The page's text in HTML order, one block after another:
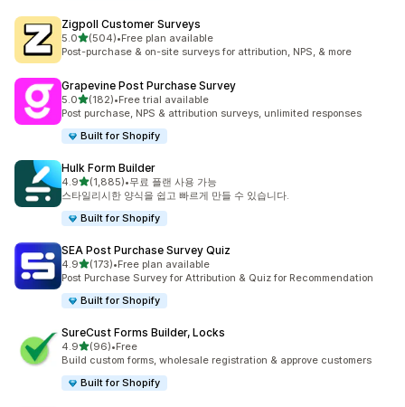
Zigpoll Customer Surveys
5.0별 5개 중
(504)
총 리뷰 504개
•Free plan available
Post-purchase & on-site surveys for attribution, NPS, & more
Grapevine Post Purchase Survey
5.0별 5개 중
(182)
총 리뷰 182개
•Free trial available
Post purchase, NPS & attribution surveys, unlimited responses
Built for Shopify
Hulk Form Builder
4.9별 5개 중
(1,885)
총 리뷰 1885개
•무료 플랜 사용 가능
스타일리시한 양식을 쉽고 빠르게 만들 수 있습니다.
Built for Shopify
SEA Post Purchase Survey Quiz
4.9별 5개 중
(173)
총 리뷰 173개
•Free plan available
Post Purchase Survey for Attribution & Quiz for Recommendation
Built for Shopify
SureCust Forms Builder, Locks
4.9별 5개 중
(96)
총 리뷰 96개
•Free
Build custom forms, wholesale registration & approve customers
Built for Shopify